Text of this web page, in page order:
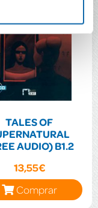
TALES OF
AUDIO) B1.2
13,55€
Comprar